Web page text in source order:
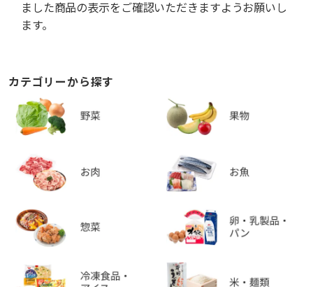
ました商品の表示をご確認いただきますようお願いし
ます。
カテゴリーから探す